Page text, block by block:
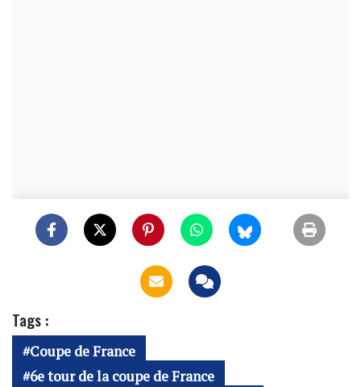
Tags :
Coupe de France
6e tour de la coupe de France